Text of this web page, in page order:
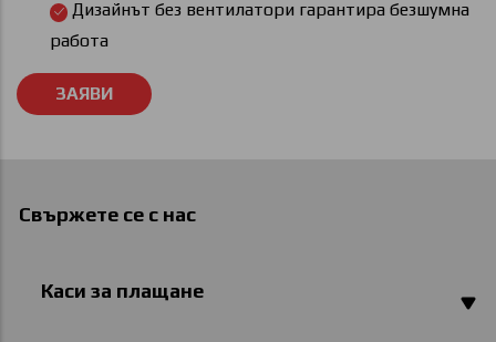
Дизайнът без вентилатори гарантира безшумна
работа
Свържете се с нас
Каси за плащане